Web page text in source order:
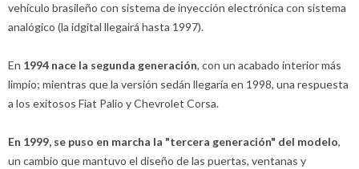
vehículo brasileño con sistema de inyección electrónica con sistema
analógico (la idgital llegairá hasta 1997).
En 1994 nace la segunda generación, con un acabado interior más
limpio; mientras que la versión sedán llegaría en 1998, una respuesta
a los exitosos Fiat Palio y Chevrolet Corsa.
En 1999, se puso en marcha la "tercera generación" del modelo,
un cambio que mantuvo el diseño de las puertas, ventanas y